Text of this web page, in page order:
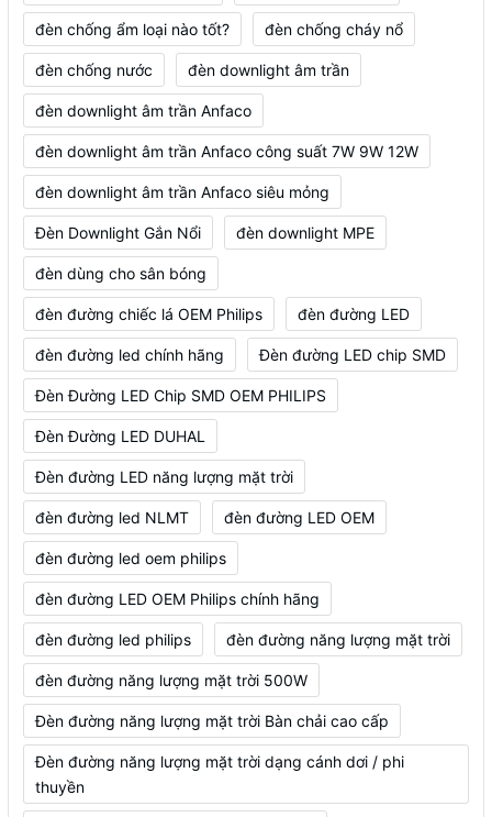
đèn chống ẩm loại nào tốt? đèn chống cháy nổ
đèn chống nước đèn downlight âm trần
đèn downlight âm trần Anfaco
đèn downlight âm trần Anfaco công suất 7W 9W 12W
đèn downlight âm trần Anfaco siêu mỏng
Đèn Downlight Gắn Nổi đèn downlight MPE
đèn dùng cho sân bóng
đèn đường chiếc lá OEM Philips đèn đường LED
đèn đường led chính hãng Đèn đường LED chip SMD
Đèn Đường LED Chip SMD OEM PHILIPS
Đèn Đường LED DUHAL
Đèn đường LED năng lượng mặt trời
đèn đường led NLMT đèn đường LED OEM
đèn đường led oem philips
đèn đường LED OEM Philips chính hãng
đèn đường led philips đèn đường năng lượng mặt trời
đèn đường năng lượng mặt trời 500W
Đèn đường năng lượng mặt trời Bàn chải cao cấp
Đèn đường năng lượng mặt trời dạng cánh dơi / phi
thuyền